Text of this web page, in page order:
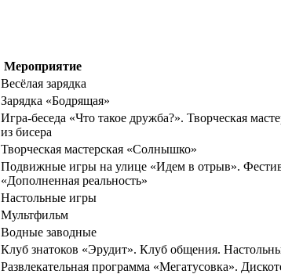
Мероприятие
Весёлая зарядка
Зарядка «Бодрящая»
Игра-беседа «Что такое дружба?». Творческая
из бисера
Творческая мастерская «Солнышко»
Подвижные игры на улице «Идем в отрыв».
«Дополненная реальность»
Настольные игры
Мультфильм
Водные заводные
Клуб знатоков «Эрудит». Клуб общения.
Развлекательная программа «Мегатусовка».